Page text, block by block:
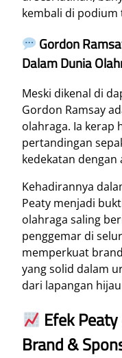
kembali di podium
Gordon
Dalam Dunia
Meski dikenal di
Gordon Ramsay
olahraga. Ia kerap
pertandingan
kedekatan
Kehadirannya
Peaty menjadi
olahraga saling
penggemar di
memperkuat
yang solid dalam
dari lapangan hijau
Efek
Brand &